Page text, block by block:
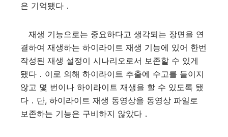
은 기억됐다．
재생 기능으로는 중요하다고 생각되는 장면을 연
결하여 재생하는 하이라이트 재생 기능에 있어 한번
작성된 재생 설정이 시나리오로서 보존할 수 있게
됐다．이로 의해 하이라이트 추출에 수고를 들이지
않고 몇 번이나 하이라이트 재생을 할 수 있도록 됐
다．단, 하이라이트 재생 동영상을 동영상 파일로
보존하는 기능은 구비하지 않았다．